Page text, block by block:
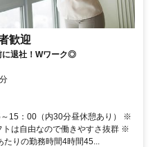
歓迎
に退社！Wワーク◎
15：00（内30分昼休憩あり） ※
は自由なので働きやすさ抜群 ※
りの勤務時間4時間45...